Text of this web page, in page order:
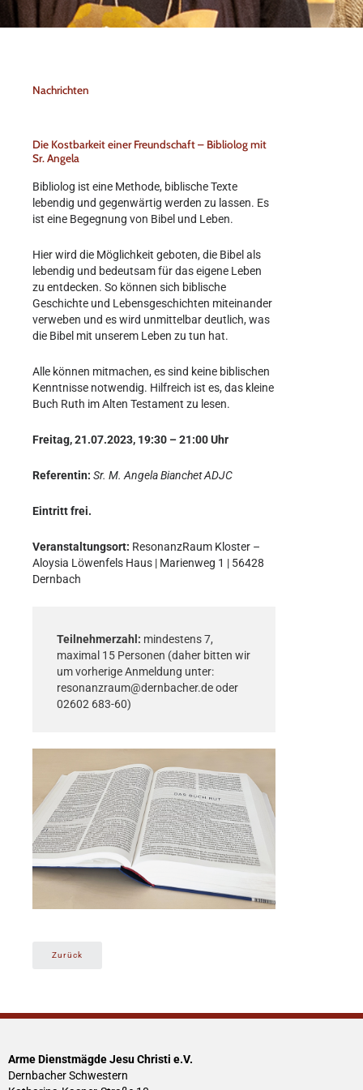
Nachrichten
Die Kostbarkeit einer Freundschaft – Bibliolog mit
Sr. Angela
Bibliolog ist eine Methode, biblische Texte
lebendig und gegenwärtig werden zu lassen. Es
ist eine Begegnung von Bibel und Leben.
Hier wird die Möglichkeit geboten, die Bibel als
lebendig und bedeutsam für das eigene Leben
zu entdecken. So können sich biblische
Geschichte und Lebensgeschichten miteinander
verweben und es wird unmittelbar deutlich, was
die Bibel mit unserem Leben zu tun hat.
Alle können mitmachen, es sind keine biblischen
Kenntnisse notwendig. Hilfreich ist es, das kleine
Buch Ruth im Alten Testament zu lesen.
Freitag, 21.07.2023, 19:30 – 21:00 Uhr
Referentin: Sr. M. Angela Bianchet ADJC
Eintritt frei.
Veranstaltungsort: ResonanzRaum Kloster –
Aloysia Löwenfels Haus | Marienweg 1 | 56428
Dernbach
Teilnehmerzahl: mindestens 7,
maximal 15 Personen (daher bitten wir
um vorherige Anmeldung unter:
resonanzraum@dernbacher.de oder
02602 683-60)
Zurück
Arme Dienstmägde Jesu Christi e.V.
Dernbacher Schwestern